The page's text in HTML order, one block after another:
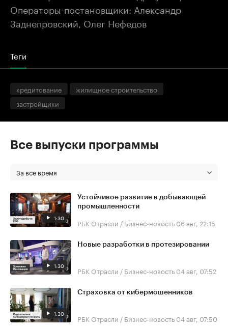
Операторы-постановщики: Александр
Заднепровский, Олег Нефедов
Теги
кредитование
жилищное строительство
застройщики
Все выпуски программы
За все время
1:30
Устойчивое развитие в добывающей
промышленности
РБК Отрасли / Бизнес-новость 06 авг, 22:15
1:30
Новые разработки в протезировании
РБК Отрасли / Бизнес-новость 04 авг, 07:52
1:30
Страховка от кибермошенников
РБК Отрасли / Бизнес-новость 04 авг, 07:50